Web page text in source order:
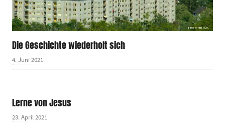
Die Geschichte wiederholt sich
4. Juni 2021
Lerne von Jesus
23. April 2021